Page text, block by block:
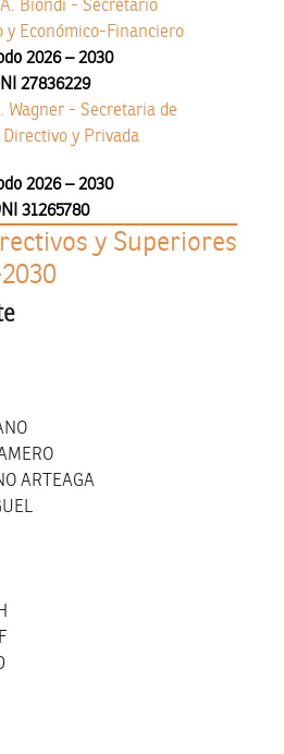
Biondi - Secretario
Económico-Financiero
2026 – 2030
27836229
Wagner - Secretaria de
Directivo y Privada
2026 – 2030
31265780
y Superiores
ARTEAGA